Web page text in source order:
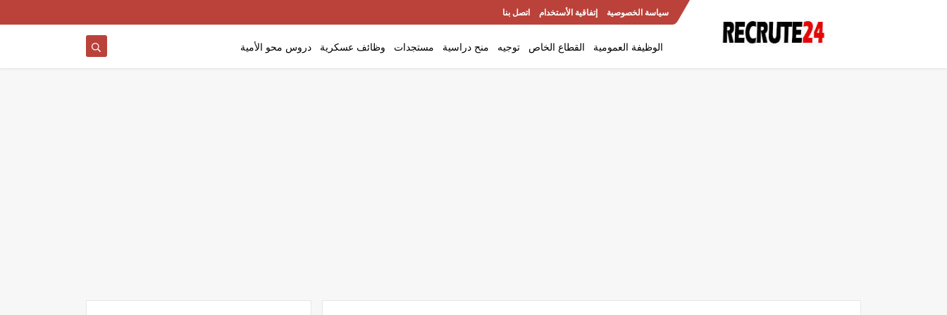
سياسة الخصوصية إتفاقية الأستخدام اتصل بنا
الوظيفة العمومية القطاع الخاص توجيه منح دراسية مستجدات وظائف عسكرية دروس محو الأمية